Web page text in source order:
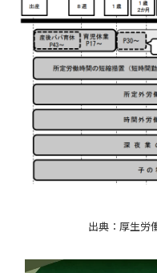
出典：厚生労